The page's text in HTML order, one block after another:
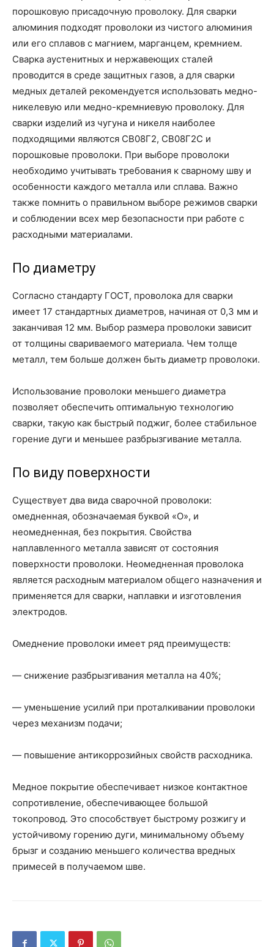
порошковую присадочную проволоку. Для сварки
алюминия подходят проволоки из чистого алюминия
или его сплавов с магнием, марганцем, кремнием.
Сварка аустенитных и нержавеющих сталей
проводится в среде защитных газов, а для сварки
медных деталей рекомендуется использовать медно-
никелевую или медно-кремниевую проволоку. Для
сварки изделий из чугуна и никеля наиболее
подходящими являются СВ08Г2, СВ08Г2С и
порошковые проволоки. При выборе проволоки
необходимо учитывать требования к сварному шву и
особенности каждого металла или сплава. Важно
также помнить о правильном выборе режимов сварки
и соблюдении всех мер безопасности при работе с
расходными материалами.
По диаметру
Согласно стандарту ГОСТ, проволока для сварки
имеет 17 стандартных диаметров, начиная от 0,3 мм и
заканчивая 12 мм. Выбор размера проволоки зависит
от толщины свариваемого материала. Чем толще
металл, тем больше должен быть диаметр проволоки.
Использование проволоки меньшего диаметра
позволяет обеспечить оптимальную технологию
сварки, такую как быстрый поджиг, более стабильное
горение дуги и меньшее разбрызгивание металла.
По виду поверхности
Существует два вида сварочной проволоки:
омедненная, обозначаемая буквой «О», и
неомедненная, без покрытия. Свойства
наплавленного металла зависят от состояния
поверхности проволоки. Неомедненная проволока
является расходным материалом общего назначения и
применяется для сварки, наплавки и изготовления
электродов.
Омеднение проволоки имеет ряд преимуществ:
— снижение разбрызгивания металла на 40%;
— уменьшение усилий при проталкивании проволоки
через механизм подачи;
— повышение антикоррозийных свойств расходника.
Медное покрытие обеспечивает низкое контактное
сопротивление, обеспечивающее большой
токопровод. Это способствует быстрому розжигу и
устойчивому горению дуги, минимальному объему
брызг и созданию меньшего количества вредных
примесей в получаемом шве.